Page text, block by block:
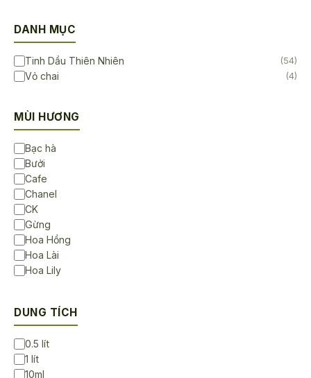
DANH MỤC
Tinh Dầu Thiên Nhiên (54)
Vỏ chai (4)
MÙI HƯƠNG
Bạc hà
Bưởi
Cafe
Chanel
CK
Gừng
Hoa Hồng
Hoa Lài
Hoa Lily
Không Mùi
Ngọc lan tây
Sả chanh
DUNG TÍCH
0.5 lít
1 lít
10ml